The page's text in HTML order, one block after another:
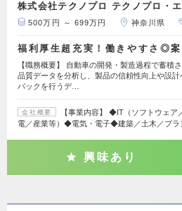
株式会社テクノプロ テクノプロ・
500万円 ～ 699万円 神奈川県
福利厚生超充実！働きやすさ◎
【職務概要】 自動車の開発・製造過程で蓄積
品質データを分析し、製品の信頼性向上や設計
バックを行うデ…
会社概要
【事業内容】 ◆IT（ソフトウェ
電／産業等）◆電気・電子◆建築／土木／プラ
興味あり